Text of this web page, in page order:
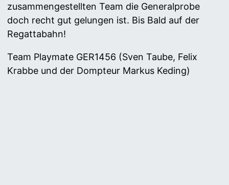
zusammengestellten Team die Generalprobe
doch recht gut gelungen ist. Bis Bald auf der
Regattabahn!
Team Playmate GER1456 (Sven Taube, Felix
Krabbe und der Dompteur Markus Keding)